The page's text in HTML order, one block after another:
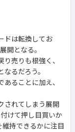
ドは転換してお
開となる。
売りも根強く、
るだろう。
ることに加え、
されてしまう展開
けて押し目買いか
持できるかに注目